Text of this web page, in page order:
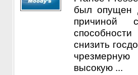
был опущен
причиной
способности
снизить
высокую ...